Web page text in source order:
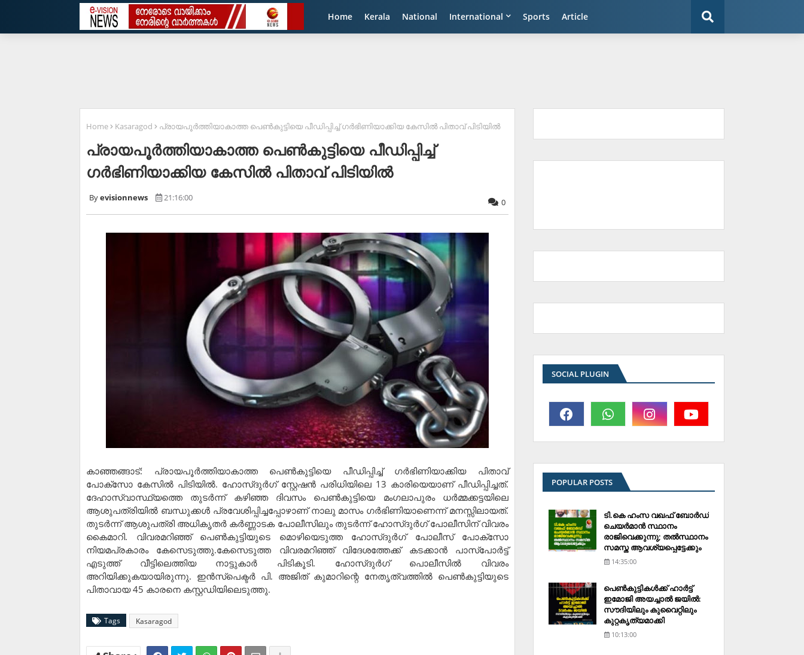
Home Kerala National International Sports Article
Home Kasaragod പ്രായപൂര്‍ത്തിയാകാത്ത പെണ്‍കുട്ടിയെ പീഡിപ്പിച്ച് ഗര്‍ഭിണിയാക്കിയ കേസില്‍ പിതാവ് പിടിയില്‍
പ്രായപൂര്‍ത്തിയാകാത്ത പെണ്‍കുട്ടിയെ പീഡിപ്പിച്ച്
ഗര്‍ഭിണിയാക്കിയ കേസില്‍ പിതാവ് പിടിയില്‍
evisionnews 21:16:00 0
കാഞ്ഞങ്ങാട്: പ്രായപൂര്‍ത്തിയാകാത്ത പെണ്‍കുട്ടിയെ പീഡിപ്പിച്ച് ഗര്‍ഭിണിയാക്കിയ പിതാവ്
പോക്‌സോ കേസില്‍ പിടിയില്‍. ഹോസ്ദുര്‍ഗ് സ്റ്റേഷന്‍ പരിധിയിലെ 13 കാരിയെയാണ് പീഡിപ്പിച്ചത്.
ദേഹാസ്വാസ്ഥ്യത്തെ തുടര്‍ന്ന് കഴിഞ്ഞ ദിവസം പെണ്‍കുട്ടിയെ മംഗലാപുരം ധര്‍മ്മക്കട്ടയിലെ
ആശുപത്രിയില്‍ ബന്ധുക്കള്‍ പ്രവേശിപ്പിച്ചപ്പോഴാണ് നാലു മാസം ഗര്‍ഭിണിയാണെന്ന് മനസ്സിലായത്.
തുടര്‍ന്ന് ആശുപത്രി അധികൃതര്‍ കര്‍ണ്ണാടക പോലീസിലും തുടര്‍ന്ന് ഹോസ്ദുര്‍ഗ് പോലീസിന് വിവരം
കൈമാറി. വിവരമറിഞ്ഞ് പെണ്‍കുട്ടിയുടെ മൊഴിയെടുത്ത ഹോസ്ദുര്‍ഗ് പോലീസ് പോക്‌സോ
നിയമപ്രകാരം കേസെടുത്തു.കേസെടുത്ത വിവരമറിഞ്ഞ് വിദേശത്തേക്ക് കടക്കാന്‍ പാസ്‌പോര്‍ട്ട്
എടുത്ത് വീട്ടിലെത്തിയ നാട്ടുകാര്‍ പിടികൂടി. ഹോസ്ദുര്‍ഗ് പൊലീസില്‍ വിവരം
അറിയിക്കുകയായിരുന്നു. ഇന്‍സ്‌പെക്ടര്‍ പി. അജിത് കുമാറിന്റെ നേതൃത്വത്തില്‍ പെണ്‍കുട്ടിയുടെ
പിതാവായ 45 കാരനെ കസ്റ്റഡിയിലെടുത്തു.
Tags Kasaragod
SOCIAL PLUGIN
POPULAR POSTS
ടി.കെ ഹംസ വഖഫ് ബോര്‍ഡ്
ചെയര്‍മാന്‍ സ്ഥാനം
രാജിവെക്കുന്നു; തല്‍സ്ഥാനം
സമസ്ത ആവശ്യപ്പെട്ടേക്കും
14:35:00
പെണ്‍കുട്ടികള്‍ക്ക് ഹാര്‍ട്ട്
ഇമോജി അയച്ചാല്‍ ജയില്‍:
സൗദിയിലും കുവൈറ്റിലും
കുറ്റകൃത്യമാക്കി
10:13:00